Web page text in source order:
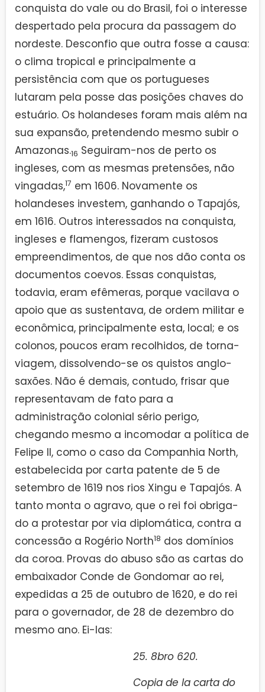
conquista do vale ou do Brasil, foi o interesse
despertado pela procura da passagem do
nordeste. Desconfio que outra fosse a causa:
o clima tropical e principalmente a
persistência com que os portugueses
lutaram pela posse das posições chaves do
estuário. Os holandeses foram mais além na
sua expansão, pretendendo mesmo subir o
Amazonas.16 Seguiram-nos de perto os
ingleses, com as mesmas pretensões, não
vingadas,17 em 1606. Novamente os
holandeses investem, ganhando o Tapajós,
em 1616. Outros interessados na conquista,
ingleses e flamengos, fizeram custosos
empreendimentos, de que nos dão conta os
documentos coevos. Essas conquistas,
todavia, eram efêmeras, porque vacilava o
apoio que as sustentava, de ordem militar e
econômica, principalmente esta, local; e os
colonos, poucos eram recolhidos, de torna-
viagem, dissolvendo-se os quistos anglo-
saxões. Não é demais, contudo, frisar que
representavam de fato para a
administração colonial sério perigo,
chegando mesmo a incomodar a política de
Felipe II, como o caso da Companhia North,
estabelecida por carta patente de 5 de
setembro de 1619 nos rios Xingu e Tapajós. A
tanto monta o agravo, que o rei foi obriga-
do a protestar por via diplomática, contra a
concessão a Rogério North18 dos domínios
da coroa. Provas do abuso são as cartas do
embaixador Conde de Gondomar ao rei,
expedidas a 25 de outubro de 1620, e do rei
para o governador, de 28 de dezembro do
mesmo ano. Ei-las:
25. 8bro 620.
Copia de la carta do